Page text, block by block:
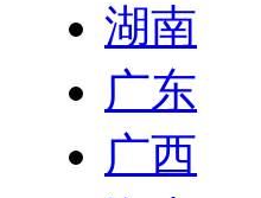
湖南
广东
广西